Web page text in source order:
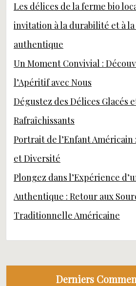
Les délices de la ferme bio
invitation à la durabilité et à
authentique
Un Moment Convivial :
l’Apéritif avec Nous
Dégustez des Délices Glacés
Rafraîchissants
Portrait de l’Enfant
et Diversité
Plongez dans l’Expérience
Authentique : Retour aux
Traditionnelle Américaine
Derniers